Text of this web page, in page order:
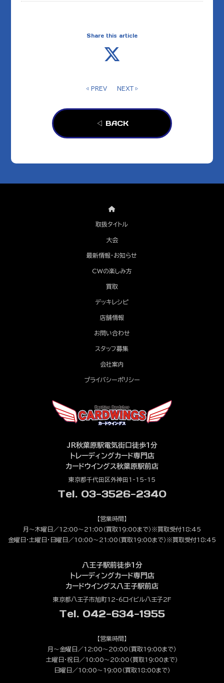
Share this article
◁ PREV NEXT ▷
◁ BACK
取扱タイトル
大会
最新情報・お知らせ
CWの楽しみ方
買取
デッキレシピ
店舗情報
お問い合わせ
スタッフ募集
会社案内
プライバシーポリシー
JR秋葉原駅電気街口徒歩1分
トレーディングカード専門店
カードウイングス秋葉原駅前店
東京都千代田区外神田1-15-15
Tel. 03-3526-2340
【営業時間】
月～木曜日／12:00～21:00（買取19:00まで）※買取受付18:45
金曜日・土曜日・日曜日／10:00～21:00（買取19:00まで）※買取受付18:45
八王子駅前徒歩1分
トレーディングカード専門店
カードウイングス八王子駅前店
東京都八王子市旭町12-6ロイビル八王子2F
Tel. 042-634-1955
【営業時間】
月～金曜日／12:00～20:00（買取19:00まで）
土曜日・祝日／10:00～20:00（買取19:00まで）
日曜日／10:00～19:00（買取18:00まで）